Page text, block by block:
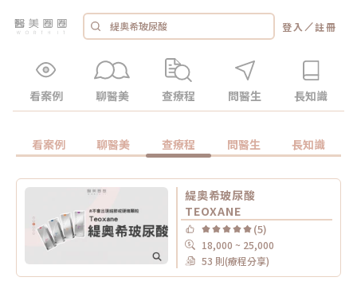
登入 ／註冊
看案例 聊醫美 查療程 問醫生 長知識
看案例 聊醫美 查療程 問醫生 長知識
緹奧希玻尿酸
TEOXANE
(5)
18,000 ~ 25,000
53 則(療程分享)